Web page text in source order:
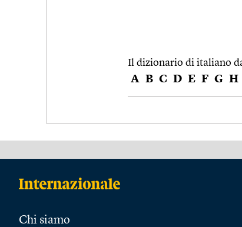
Il dizionario di italiano
A B C D E F G H
Chi siamo